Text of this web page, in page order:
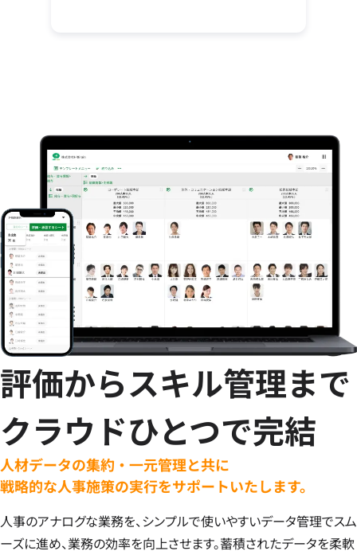
評価からスキル管理まで
クラウドひとつで完結
人材データの集約・一元管理と共に
戦略的な人事施策の実行をサポートいたします。
人事のアナログな業務を、シンプルで使いやすいデータ管理でスム
ーズに進め、業務の効率を向上させます。蓄積されたデータを柔軟